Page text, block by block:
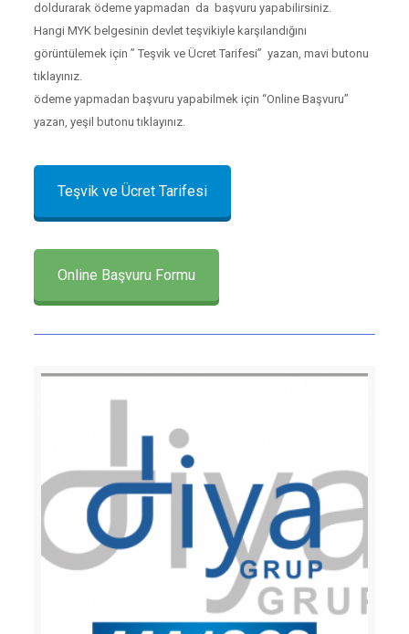
doldurarak ödeme yapmadan da başvuru yapabilirsiniz.
Hangi MYK belgesinin devlet teşvikiyle karşılandığını
görüntülemek için ” Teşvik ve Ücret Tarifesi” yazan, mavi butonu
tıklayınız.
ödeme yapmadan başvuru yapabilmek için “Online Başvuru”
yazan, yeşil butonu tıklayınız.
Teşvik ve Ücret Tarifesi
Online Başvuru Formu